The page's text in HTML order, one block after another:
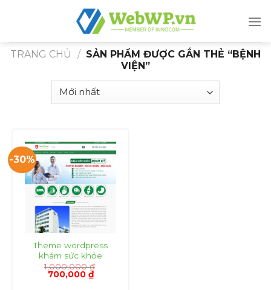
TRANG CHỦ
/ SẢN PHẨM ĐƯỢC GẮN THẺ “BỆNH
VIỆN”
-30%
Theme wordpress
khám sức khỏe
1,000,000₫
Giá
700,000 ₫Giá
hiện